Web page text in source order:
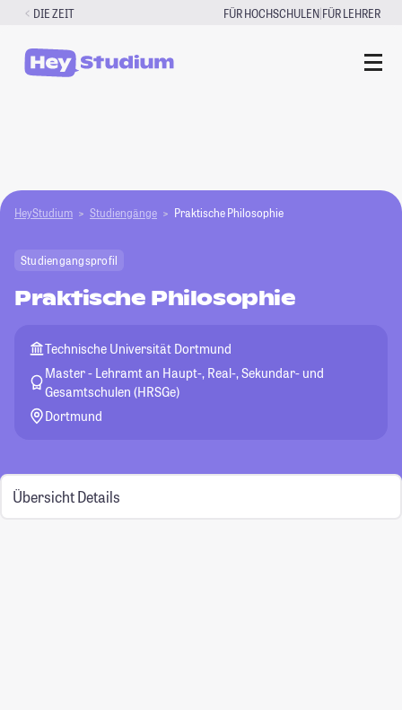
Zum
springen
DIE ZEIT FÜR HOCHSCHULEN|FÜR LEHRER
HeyStudium Studiengänge Praktische Philosophie
Studiengangsprofil
Praktische Philosophie
Technische Universität Dortmund
Master - Lehramt an Haupt-, Real-, Sekundar- und
Gesamtschulen (HRSGe)
Dortmund
Übersicht Details